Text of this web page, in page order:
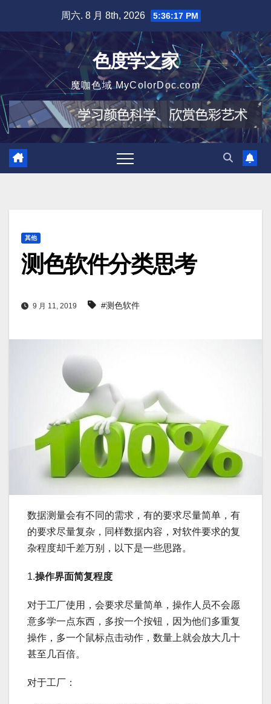
周六. 8 月 8th, 2026 5:36:18 PM
色度学之家
魔咖色域 MyColorDoc.com
其他
测色软件分类思考
9 月 11, 2019 #测色软件
数据测量会有不同的需求，有的要求尽量简单，有
的要求尽量复杂，同样数据内容，对软件要求的复
杂程度却千差万别，以下是一些思路。
1.操作界面简复程度
对于工厂使用，会要求尽量简单，操作人员不会愿
意多学一点东西，多按一个按钮，因为他们多重复
操作，多一个鼠标点击动作，数量上就会放大几十
甚至几百倍。
对于工厂：